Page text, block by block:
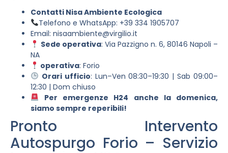
Contatti Nisa Ambiente Ecologica
Telefono e WhatsApp: +39 334 1905707
Email: nisaambiente@virgilio.it
Sede operativa: Via Pazzigno n. 6, 80146 Napoli –
NA
operativa: Forio
Orari ufficio: Lun–Ven 08:30–19:30 | Sab 09:00–
12:30 | Dom chiuso
Per emergenze H24 anche la domenica,
siamo sempre reperibili!
Pronto Intervento
Autospurgo Forio – Servizio